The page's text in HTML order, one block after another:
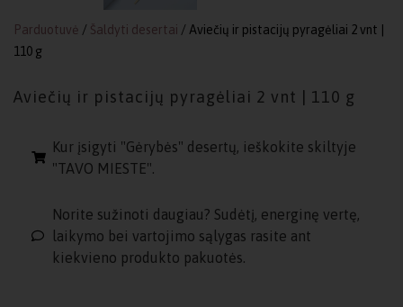
Parduotuvė / Šaldyti desertai / Aviečių ir pistacijų pyragėliai 2 vnt |
110 g
Aviečių ir pistacijų pyragėliai 2 vnt | 110 g
Kur įsigyti "Gėrybės" desertų, ieškokite skiltyje
"TAVO MIESTE".
Norite sužinoti daugiau? Sudėtį, energinę vertę,
laikymo bei vartojimo sąlygas rasite ant
kiekvieno produkto pakuotės.